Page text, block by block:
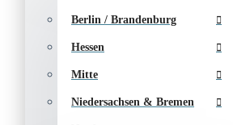
Berlin / Brandenburg
Hessen
Mitte
Niedersachsen & Bremen